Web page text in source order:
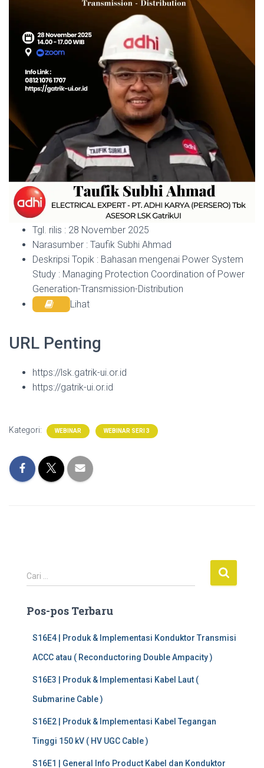
Tgl. rilis : 28 November 2025
Narasumber : Taufik Subhi Ahmad
Deskripsi Topik : Bahasan mengenai Power System
Study : Managing Protection Coordination of Power
Generation-Transmission-Distribution
Lihat
URL Penting
https://lsk.gatrik-ui.or.id
https://gatrik-ui.or.id
Kategori: WEBINAR WEBINAR SERI 3
C
a
i
Cari …
Pos-pos Terbaru
S16E4 | Produk & Implementasi Konduktor Transmisi
ACCC atau ( Reconductoring Double Ampacity )
S16E3 | Produk & Implementasi Kabel Laut (
Submarine Cable )
S16E2 | Produk & Implementasi Kabel Tegangan
Tinggi 150 kV ( HV UGC Cable )
S16E1 | General Info Product Kabel dan Konduktor